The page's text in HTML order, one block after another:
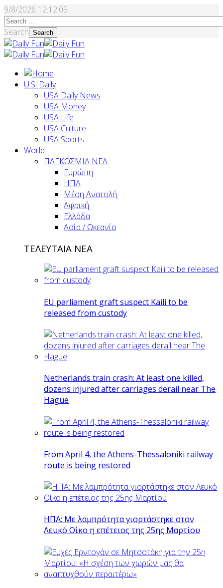
9/8/2026 12:12:06
Search Search
U.S. Daily
USA Daily News
USA Money
USA Life
USA Culture
USA Sports
World
ΠΑΓΚΟΣΜΙΑ ΝΕΑ
Ευρώπη
ΗΠΑ
Μέση Ανατολή
Αφρική
Ελλάδα
Ασία / Ωκεανία
ΤΕΛΕΥΤΑΙΑ ΝΕΑ
EU parliament graft suspect Kaili to be
released from custody
Netherlands train crash: At least one killed,
dozens injured after carriages derail near The
Hague
From April 4, the Athens-Thessaloniki railway
route is being restored
ΗΠΑ: Με λαμπρότητα γιορτάστηκε στον
Λευκό Οίκο η επέτειος της 25ης Μαρτίου